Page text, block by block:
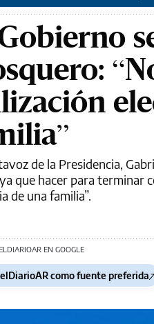
de la Presidencia,
que hacer para terminar
de una familia”.
EN GOOGLE
como fuente preferida